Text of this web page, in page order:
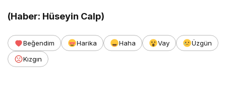
(Haber: Hüseyin Calp)
Beğendim Harika Haha Vay
Üzgün
Kızgın